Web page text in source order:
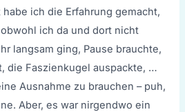
ich die Erfahrung gemacht,
ich da und dort nicht
langsam ging, Pause brauchte,
die Faszienkugel auspackte, …
Ausnahme zu brauchen – puh,
Aber, es war nirgendwo ein